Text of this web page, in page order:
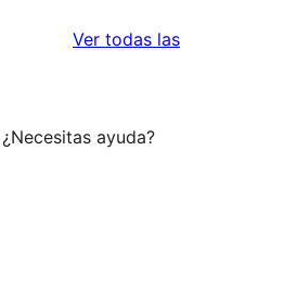
Ver todas lasvaloraciones
ayuda?